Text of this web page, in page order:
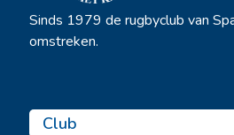
Sinds 1979 de rugbyclub van
omstreken.
Club